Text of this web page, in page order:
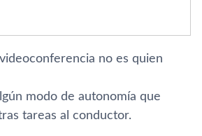
no es quien
modo de autonomía que
tareas al conductor.